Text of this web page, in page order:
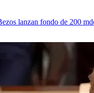
lanzan fondo de 200